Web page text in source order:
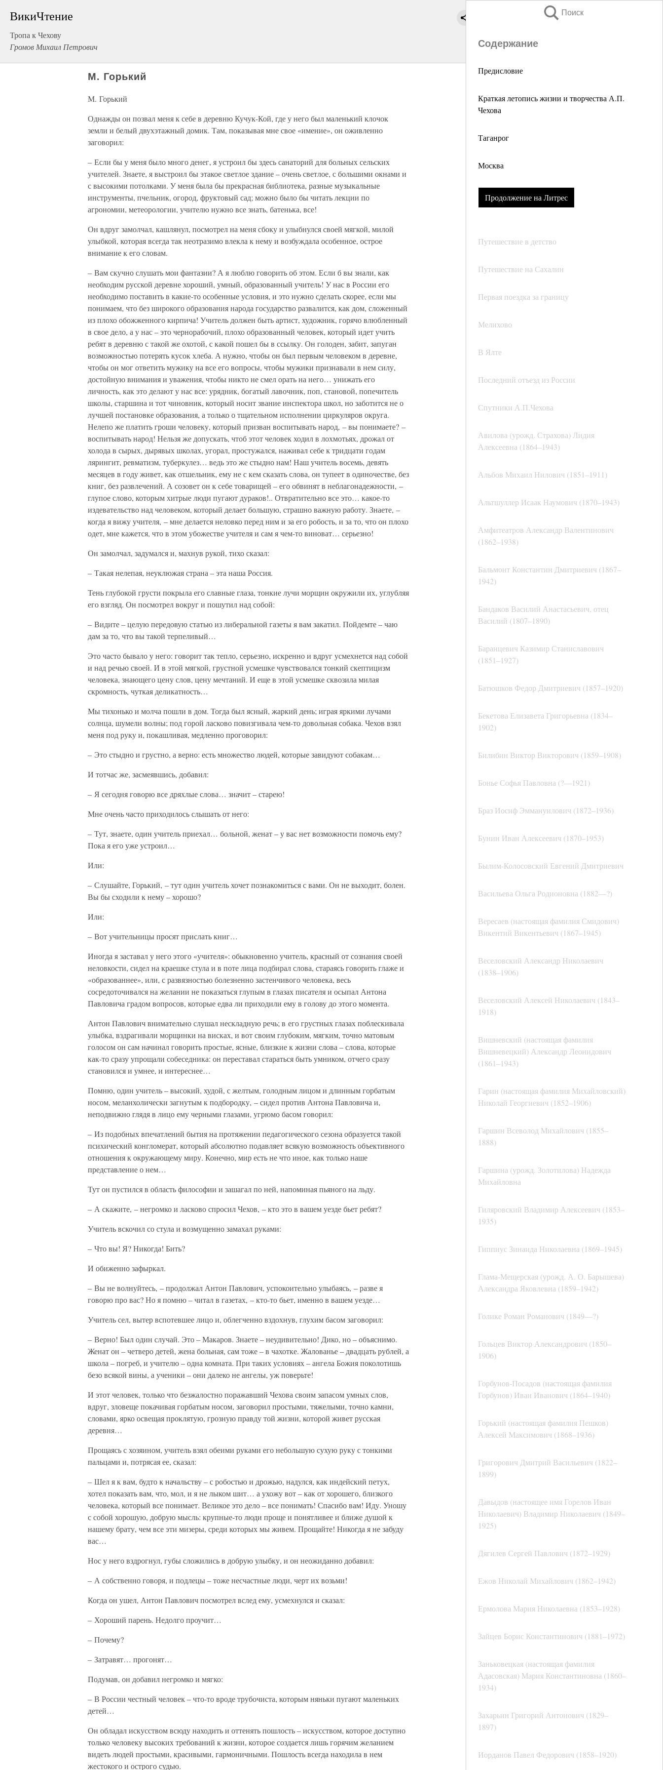
ВикиЧтение
Тропа к Чехову
Громов Михаил Петрович
Поиск
Содержание
Предисловие
Краткая летопись жизни и творчества А.П.
Чехова
Таганрог
Москва
Продолжение на Литрес
Путешествие в детство
Путешествие на Сахалин
Первая поездка за границу
Мелихово
В Ялте
Последний отъезд из России
Спутники А.П.Чехова
Авилова (урожд. Страхова) Лидия
Алексеевна (1864–1943)
Альбов Михаил Нилович (1851–1911)
Альтшуллер Исаак Наумович (1870–1943)
Амфитеатров Александр Валентинович
(1862–1938)
Бальмонт Константин Дмитриевич (1867–
1942)
Бандаков Василий Анастасьевич, отец
Василий (1807–1890)
Баранцевич Казимир Станиславович
(1851–1927)
Батюшков Федор Дмитриевич (1857–1920)
Бекетова Елизавета Григорьевна (1834–
1902)
Билибин Виктор Викторович (1859–1908)
Бонье Софья Павловна (?—1921)
Браз Иосиф Эммануилович (1872–1936)
Бунин Иван Алексеевич (1870–1953)
Былим-Колосовский Евгений Дмитриевич
Васильева Ольга Родионовна (1882—?)
Вересаев (настоящая фамилия Смидович)
Викентий Викентьевич (1867–1945)
Веселовский Александр Николаевич
(1838–1906)
Веселовский Алексей Николаевич (1843–
1918)
Вишневский (настоящая фамилия
Вишневецкий) Александр Леонидович
(1861–1943)
Гарин (настоящая фамилия Михайловский)
Николай Георгиевич (1852–1906)
Гаршин Всеволод Михайлович (1855–
1888)
Гаршина (урожд. Золотилова) Надежда
Михайловна
Гиляровский Владимир Алексеевич (1853–
1935)
Гиппиус Зинаида Николаевна (1869–1945)
Глама-Мещерская (урожд. А. О. Барышева)
Александра Яковлевна (1859–1942)
Голике Роман Романович (1849—?)
Гольцев Виктор Александрович (1850–
1906)
Горбунов-Посадов (настоящая фамилия
Горбунов) Иван Иванович (1864–1940)
Горький (настоящая фамилия Пешков)
Алексей Максимович (1868–1936)
Григорович Дмитрий Васильевич (1822–
1899)
Давыдов (настоящее имя Горелов Иван
Николаевич) Владимир Николаевич (1849–
1925)
Дягилев Сергей Павлович (1872–1929)
Ежов Николай Михайлович (1862–1942)
Ермолова Мария Николаевна (1853–1928)
Зайцев Борис Константинович (1881–1972)
Заньковецкая (настоящая фамилия
Адасовская) Мария Константиновна (1860–
1934)
Захарьин Григорий Антонович (1829–
1897)
Иорданов Павел Федорович (1858–1920)
М. Горький
М. Горький
Однажды он позвал меня к себе в деревню Кучук-Кой, где у него был маленький клочок
земли и белый двухэтажный домик. Там, показывая мне свое «имение», он оживленно
заговорил:
– Если бы у меня было много денег, я устроил бы здесь санаторий для больных сельских
учителей. Знаете, я выстроил бы этакое светлое здание – очень светлое, с большими окнами и
с высокими потолками. У меня была бы прекрасная библиотека, разные музыкальные
инструменты, пчельник, огород, фруктовый сад; можно было бы читать лекции по
агрономии, метеорологии, учителю нужно все знать, батенька, все!
Он вдруг замолчал, кашлянул, посмотрел на меня сбоку и улыбнулся своей мягкой, милой
улыбкой, которая всегда так неотразимо влекла к нему и возбуждала особенное, острое
внимание к его словам.
– Вам скучно слушать мои фантазии? А я люблю говорить об этом. Если б вы знали, как
необходим русской деревне хороший, умный, образованный учитель! У нас в России его
необходимо поставить в какие-то особенные условия, и это нужно сделать скорее, если мы
понимаем, что без широкого образования народа государство развалится, как дом, сложенный
из плохо обожженного кирпича! Учитель должен быть артист, художник, горячо влюбленный
в свое дело, а у нас – это чернорабочий, плохо образованный человек, который идет учить
ребят в деревню с такой же охотой, с какой пошел бы в ссылку. Он голоден, забит, запуган
возможностью потерять кусок хлеба. А нужно, чтобы он был первым человеком в деревне,
чтобы он мог ответить мужику на все его вопросы, чтобы мужики признавали в нем силу,
достойную внимания и уважения, чтобы никто не смел орать на него… унижать его
личность, как это делают у нас все: урядник, богатый лавочник, поп, становой, попечитель
школы, старшина и тот чиновник, который носит звание инспектора школ, но заботится не о
лучшей постановке образования, а только о тщательном исполнении циркуляров округа.
Нелепо же платить гроши человеку, который призван воспитывать народ, – вы понимаете? –
воспитывать народ! Нельзя же допускать, чтоб этот человек ходил в лохмотьях, дрожал от
холода в сырых, дырявых школах, угорал, простужался, наживал себе к тридцати годам
лярингит, ревматизм, туберкулез… ведь это же стыдно нам! Наш учитель восемь, девять
месяцев в году живет, как отшельник, ему не с кем сказать слова, он тупеет в одиночестве, без
книг, без развлечений. А созовет он к себе товарищей – его обвинят в неблагонадежности, –
глупое слово, которым хитрые люди пугают дураков!.. Отвратительно все это… какое-то
издевательство над человеком, который делает большую, страшно важную работу. Знаете, –
когда я вижу учителя, – мне делается неловко перед ним и за его робость, и за то, что он плохо
одет, мне кажется, что в этом убожестве учителя и сам я чем-то виноват… серьезно!
Он замолчал, задумался и, махнув рукой, тихо сказал:
– Такая нелепая, неуклюжая страна – эта наша Россия.
Тень глубокой грусти покрыла его славные глаза, тонкие лучи морщин окружили их, углубляя
его взгляд. Он посмотрел вокруг и пошутил над собой:
– Видите – целую передовую статью из либеральной газеты я вам закатил. Пойдемте – чаю
дам за то, что вы такой терпеливый…
Это часто бывало у него: говорит так тепло, серьезно, искренно и вдруг усмехнется над собой
и над речью своей. И в этой мягкой, грустной усмешке чувствовался тонкий скептицизм
человека, знающего цену слов, цену мечтаний. И еще в этой усмешке сквозила милая
скромность, чуткая деликатность…
Мы тихонько и молча пошли в дом. Тогда был ясный, жаркий день; играя яркими лучами
солнца, шумели волны; под горой ласково повизгивала чем-то довольная собака. Чехов взял
меня под руку и, покашливая, медленно проговорил:
– Это стыдно и грустно, а верно: есть множество людей, которые завидуют собакам…
И тотчас же, засмеявшись, добавил:
– Я сегодня говорю все дряхлые слова… значит – старею!
Мне очень часто приходилось слышать от него:
– Тут, знаете, один учитель приехал… больной, женат – у вас нет возможности помочь ему?
Пока я его уже устроил…
Или:
– Слушайте, Горький, – тут один учитель хочет познакомиться с вами. Он не выходит, болен.
Вы бы сходили к нему – хорошо?
Или:
– Вот учительницы просят прислать книг…
Иногда я заставал у него этого «учителя»: обыкновенно учитель, красный от сознания своей
неловкости, сидел на краешке стула и в поте лица подбирал слова, стараясь говорить глаже и
«образованнее», или, с развязностью болезненно застенчивого человека, весь
сосредоточивался на желании не показаться глупым в глазах писателя и осыпал Антона
Павловича градом вопросов, которые едва ли приходили ему в голову до этого момента.
Антон Павлович внимательно слушал нескладную речь; в его грустных глазах поблескивала
улыбка, вздрагивали морщинки на висках, и вот своим глубоким, мягким, точно матовым
голосом он сам начинал говорить простые, ясные, близкие к жизни слова – слова, которые
как-то сразу упрощали собеседника: он переставал стараться быть умником, отчего сразу
становился и умнее, и интереснее…
Помню, один учитель – высокий, худой, с желтым, голодным лицом и длинным горбатым
носом, меланхолически загнутым к подбородку, – сидел против Антона Павловича и,
неподвижно глядя в лицо ему черными глазами, угрюмо басом говорил:
– Из подобных впечатлений бытия на протяжении педагогического сезона образуется такой
психический конгломерат, который абсолютно подавляет всякую возможность объективного
отношения к окружающему миру. Конечно, мир есть не что иное, как только наше
представление о нем…
Тут он пустился в область философии и зашагал по ней, напоминая пьяного на льду.
– А скажите, – негромко и ласково спросил Чехов, – кто это в вашем уезде бьет ребят?
Учитель вскочил со стула и возмущенно замахал руками:
– Что вы! Я? Никогда! Бить?
И обиженно зафыркал.
– Вы не волнуйтесь, – продолжал Антон Павлович, успокоительно улыбаясь, – разве я
говорю про вас? Но я помню – читал в газетах, – кто-то бьет, именно в вашем уезде…
Учитель сел, вытер вспотевшее лицо и, облегченно вздохнув, глухим басом заговорил:
– Верно! Был один случай. Это – Макаров. Знаете – неудивительно! Дико, но – объяснимо.
Женат он – четверо детей, жена больная, сам тоже – в чахотке. Жалованье – двадцать рублей, а
школа – погреб, и учителю – одна комната. При таких условиях – ангела Божия поколотишь
безо всякой вины, а ученики – они далеко не ангелы, уж поверьте!
И этот человек, только что безжалостно поражавший Чехова своим запасом умных слов,
вдруг, зловеще покачивая горбатым носом, заговорил простыми, тяжелыми, точно камни,
словами, ярко освещая проклятую, грозную правду той жизни, которой живет русская
деревня…
Прощаясь с хозяином, учитель взял обеими руками его небольшую сухую руку с тонкими
пальцами и, потрясая ее, сказал:
– Шел я к вам, будто к начальству – с робостью и дрожью, надулся, как индейский петух,
хотел показать вам, что, мол, и я не лыком шит… а ухожу вот – как от хорошего, близкого
человека, который все понимает. Великое это дело – все понимать! Спасибо вам! Иду. Уношу
с собой хорошую, добрую мысль: крупные-то люди проще и понятливее и ближе душой к
нашему брату, чем все эти мизеры, среди которых мы живем. Прощайте! Никогда я не забуду
вас…
Нос у него вздрогнул, губы сложились в добрую улыбку, и он неожиданно добавил:
– А собственно говоря, и подлецы – тоже несчастные люди, черт их возьми!
Когда он ушел, Антон Павлович посмотрел вслед ему, усмехнулся и сказал:
– Хороший парень. Недолго проучит…
– Почему?
– Затравят… прогонят…
Подумав, он добавил негромко и мягко:
– В России честный человек – что-то вроде трубочиста, которым няньки пугают маленьких
детей…
Он обладал искусством всюду находить и оттенять пошлость – искусством, которое доступно
только человеку высоких требований к жизни, которое создается лишь горячим желанием
видеть людей простыми, красивыми, гармоничными. Пошлость всегда находила в нем
жестокого и острого судью.